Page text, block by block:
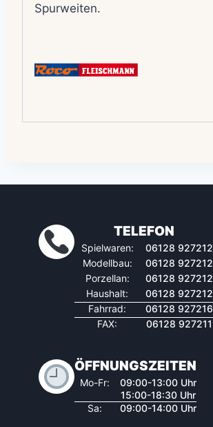
Spurweiten.
TELEFON
Spielwaren:
06128 927212
Modellbau:
06128 927212
Porzellan:
06128 927212
Haushalt:
06128 927212
Fahrrad:
06128 927216
FAX:
06128 927211
ÖFFNUNGSZEITEN
Mo-Fr:
09:00-13:00 Uhr
15:00-18:30 Uhr
Sa:
09:00-14:00 Uhr